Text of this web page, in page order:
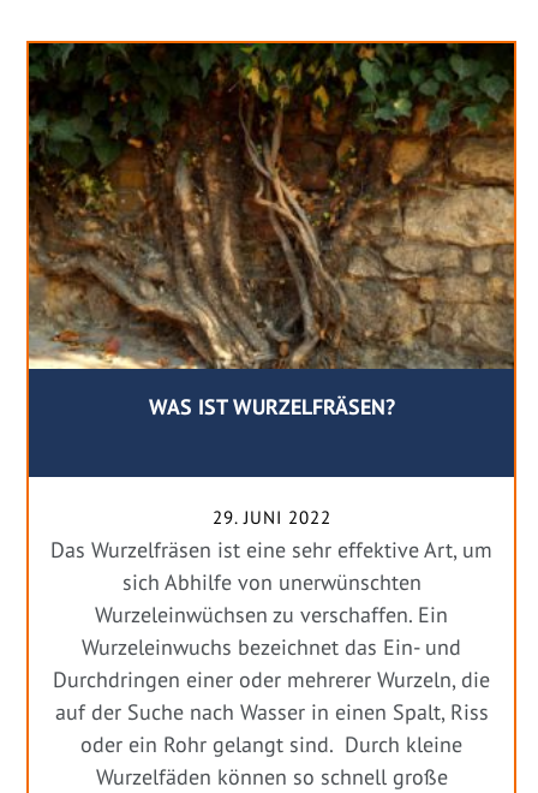
WAS IST WURZELFRÄSEN?
29. JUNI 2022
Das Wurzelfräsen ist eine sehr effektive Art, um
sich Abhilfe von unerwünschten
Wurzeleinwüchsen zu verschaffen. Ein
Wurzeleinwuchs bezeichnet das Ein- und
Durchdringen einer oder mehrerer Wurzeln, die
auf der Suche nach Wasser in einen Spalt, Riss
oder ein Rohr gelangt sind. Durch kleine
Wurzelfäden können so schnell große